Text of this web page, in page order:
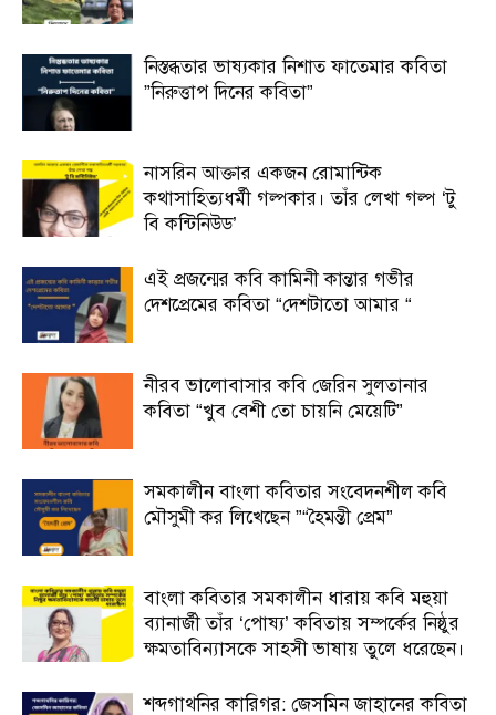
নিস্তব্ধতার ভাষ্যকার নিশাত ফাতেমার কবিতা
”নিরুত্তাপ দিনের কবিতা”
নাসরিন আক্তার একজন রোমান্টিক
কথাসাহিত্যধর্মী গল্পকার। তাঁর লেখা গল্প ‘টু
বি কন্টিনিউড’
এই প্রজন্মের কবি কামিনী কান্তার গভীর
দেশপ্রেমের কবিতা “দেশটাতো আমার “
নীরব ভালোবাসার কবি জেরিন সুলতানার
কবিতা “খুব বেশী তো চায়নি মেয়েটি”
সমকালীন বাংলা কবিতার সংবেদনশীল কবি
মৌসুমী কর লিখেছেন ”“হৈমন্তী প্রেম”
বাংলা কবিতার সমকালীন ধারায় কবি মহুয়া
ব্যানার্জী তাঁর ‘পোষ্য’ কবিতায় সম্পর্কের নিষ্ঠুর
ক্ষমতাবিন্যাসকে সাহসী ভাষায় তুলে ধরেছেন।
শব্দগাথনির কারিগর: জেসমিন জাহানের কবিতা